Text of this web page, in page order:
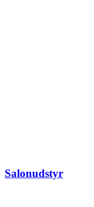
Salonudstyr